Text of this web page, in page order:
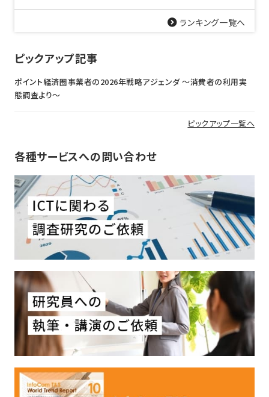
ランキング一覧へ
ピックアップ記事
ポイント経済圏事業者の2026年戦略アジェンダ 〜消費者の利用実
態調査より〜
ピックアップ一覧へ
各種サービスへの問い合わせ